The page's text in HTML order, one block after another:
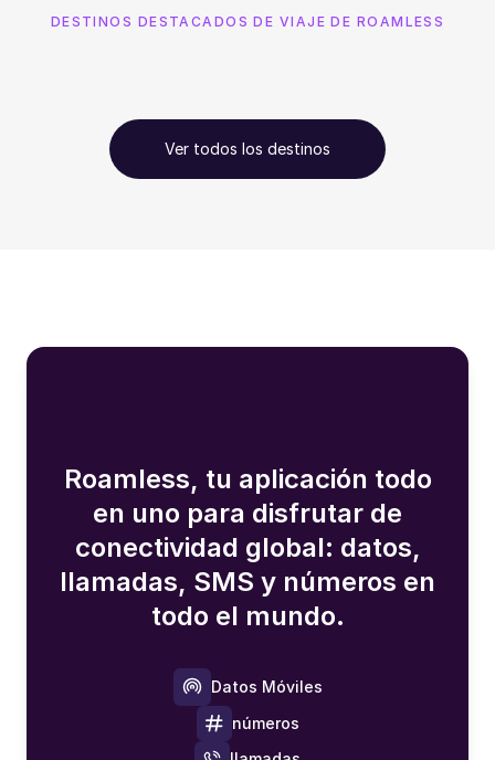
DESTINOS DESTACADOS DE VIAJE DE ROAMLESS
Ver todos los destinos
Roamless, tu aplicación todo
en uno para disfrutar de
conectividad global: datos,
llamadas, SMS y números en
todo el mundo.
Datos Móviles
números